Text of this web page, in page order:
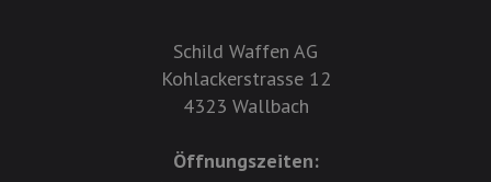
Schild Waffen AG
Kohlackerstrasse 12
4323 Wallbach
Öffnungszeiten: